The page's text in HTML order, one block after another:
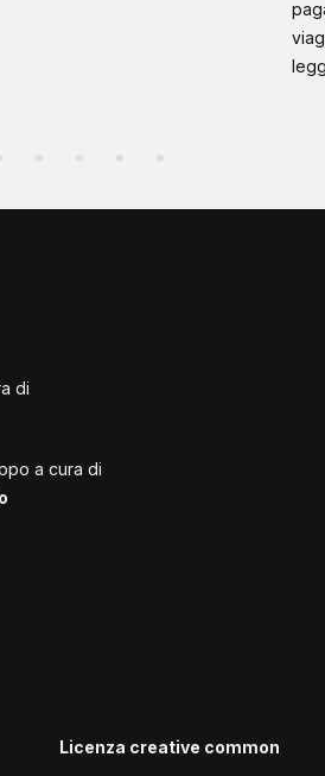
di
a cura di
Licenza creative common